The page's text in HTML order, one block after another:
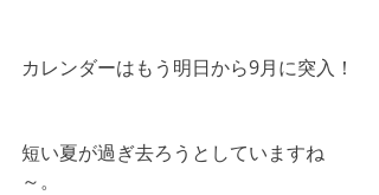
カレンダーはもう明日から9月に突入！
短い夏が過ぎ去ろうとしていますね
～。